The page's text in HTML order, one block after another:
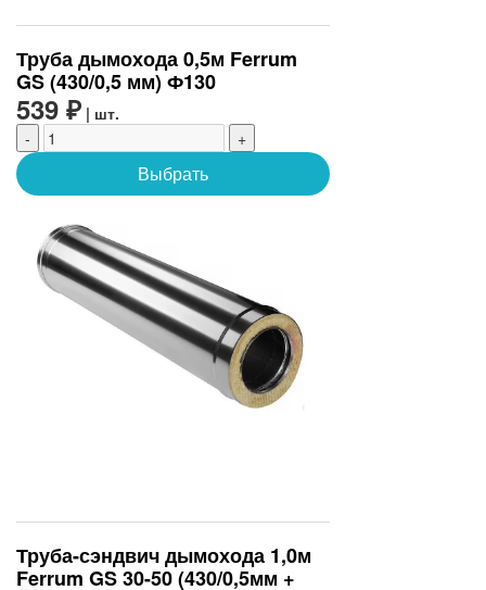
Труба дымохода 0,5м Ferrum
GS (430/0,5 мм) Ф130
539 ₽ | шт.
-
+
Выбрать
Труба-сэндвич дымохода 1,0м
Ferrum GS 30-50 (430/0,5мм +